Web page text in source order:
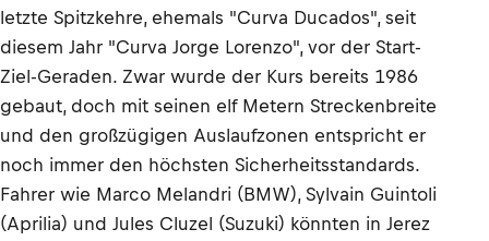
letzte Spitzkehre, ehemals "Curva Ducados", seit
diesem Jahr "Curva Jorge Lorenzo", vor der Start-
Ziel-Geraden. Zwar wurde der Kurs bereits 1986
gebaut, doch mit seinen elf Metern Streckenbreite
und den großzügigen Auslaufzonen entspricht er
noch immer den höchsten Sicherheitsstandards.
Fahrer wie Marco Melandri (BMW), Sylvain Guintoli
(Aprilia) und Jules Cluzel (Suzuki) könnten in Jerez